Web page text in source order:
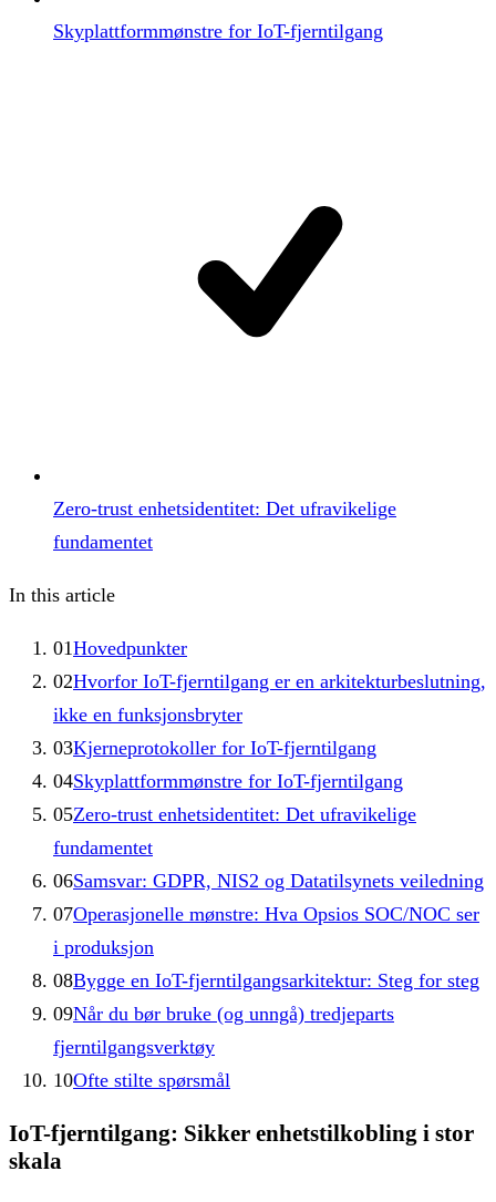
Skyplattformmønstre for IoT-fjerntilgang
Zero-trust enhetsidentitet: Det ufravikelige
fundamentet
In this article
01Hovedpunkter
02Hvorfor IoT-fjerntilgang er en arkitekturbeslutning,
ikke en funksjonsbryter
03Kjerneprotokoller for IoT-fjerntilgang
04Skyplattformmønstre for IoT-fjerntilgang
05Zero-trust enhetsidentitet: Det ufravikelige
fundamentet
06Samsvar: GDPR, NIS2 og Datatilsynets veiledning
07Operasjonelle mønstre: Hva Opsios SOC/NOC ser
i produksjon
08Bygge en IoT-fjerntilgangsarkitektur: Steg for steg
09Når du bør bruke (og unngå) tredjeparts
fjerntilgangsverktøy
10Ofte stilte spørsmål
IoT-fjerntilgang: Sikker enhetstilkobling i stor
skala